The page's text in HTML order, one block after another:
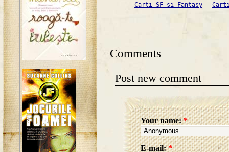
Carti SF si Fantasy
Comments
Post new comment
Your name:*
E-mail:*